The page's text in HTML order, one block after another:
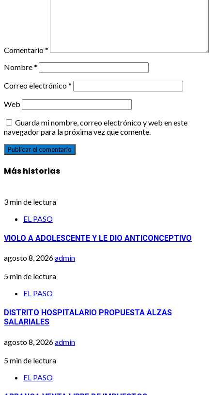
Comentario*
Nombre*
Correo electrónico*
Web
Guarda mi nombre, correo electrónico y web en este
navegador para la próxima vez que comente.
Más historias
3 min de lectura
EL PASO
VIOLO A ADOLESCENTE Y LE DIO ANTICONCEPTIVO
agosto 8, 2026admin
5 min de lectura
EL PASO
DISTRITO HOSPITALARIO PROPUESTA ALZAS
SALARIALES
agosto 8, 2026admin
5 min de lectura
EL PASO